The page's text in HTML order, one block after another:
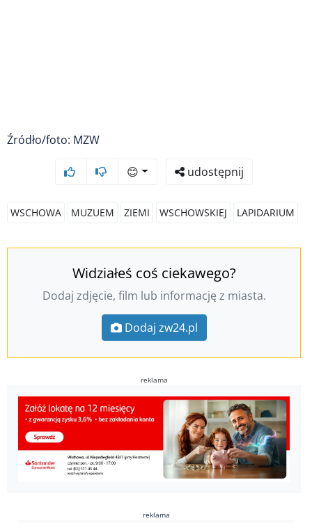
Źródło/foto: MZW
😊 udostępnij
WSCHOWA MUZUEM ZIEMI WSCHOWSKIEJ LAPIDARIUM
Widziałeś coś ciekawego?
Dodaj zdjęcie, film lub informację z miasta.
Dodaj zw24.pl
reklama
reklama